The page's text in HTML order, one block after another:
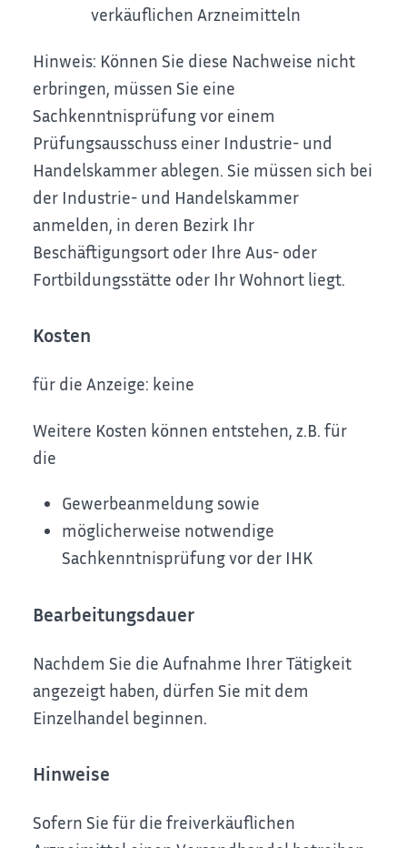
verkäuflichen Arzneimitteln
Hinweis: Können Sie diese Nachweise nicht
erbringen, müssen Sie eine
Sachkenntnisprüfung vor einem
Prüfungsausschuss einer Industrie- und
Handelskammer ablegen. Sie müssen sich bei
der Industrie- und Handelskammer
anmelden, in deren Bezirk Ihr
Beschäftigungsort oder Ihre Aus- oder
Fortbildungsstätte oder Ihr Wohnort liegt.
Kosten
für die Anzeige: keine
Weitere Kosten können entstehen, z.B. für
die
Gewerbeanmeldung sowie
möglicherweise notwendige
Sachkenntnisprüfung vor der IHK
Bearbeitungsdauer
Nachdem Sie die Aufnahme Ihrer Tätigkeit
angezeigt haben, dürfen Sie mit dem
Einzelhandel beginnen.
Hinweise
Sofern Sie für die freiverkäuflichen